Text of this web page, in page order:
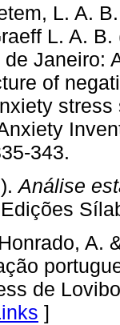
L. A.
L. A.
Janeiro:
of
343.
Análise
A.
de
]